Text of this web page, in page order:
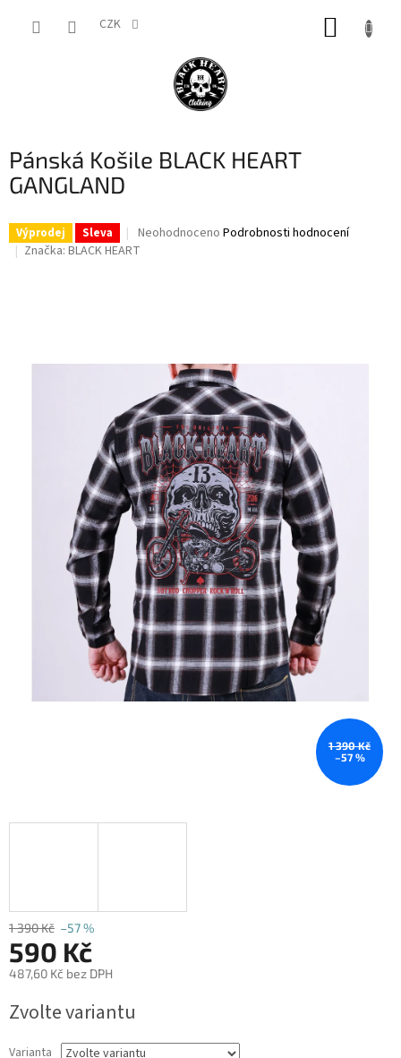
CZK
Pánská Košile BLACK HEART
GANGLAND
Výprodej Sleva
Průměrné
hodnocení
Neohodnoceno Podrobnosti hodnocení
Značka: BLACK HEART
1 390 Kč
–57 %
1 390 Kč –57 %
590 Kč
487,60 Kč bez DPH
cena:
Zvolte variantu
Varianta